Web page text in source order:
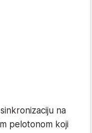
na
pelotonom koji